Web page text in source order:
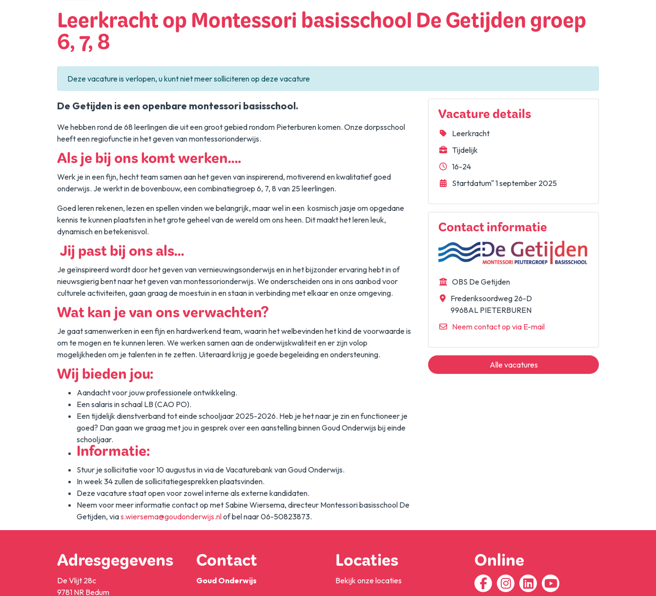
Leerkracht op Montessori basisschool De Getijden groep
6, 7, 8
Deze vacature is verlopen, u kunt niet meer solliciteren op deze vacature
De Getijden is een openbare montessori basisschool.
We hebben rond de 68 leerlingen die uit een groot gebied rondom Pieterburen komen. Onze dorpsschool
heeft een regiofunctie in het geven van montessorionderwijs.
Als je bij ons komt werken….
Werk je in een fijn, hecht team samen aan het geven van inspirerend, motiverend en kwalitatief goed
onderwijs. Je werkt in de bovenbouw, een combinatiegroep 6, 7, 8 van 25 leerlingen.
Goed leren rekenen, lezen en spellen vinden we belangrijk, maar wel in een kosmisch jasje om opgedane
kennis te kunnen plaatsten in het grote geheel van de wereld om ons heen. Dit maakt het leren leuk,
dynamisch en betekenisvol.
Jij past bij ons als…
Je geïnspireerd wordt door het geven van vernieuwingsonderwijs en in het bijzonder ervaring hebt in of
nieuwsgierig bent naar het geven van montessorionderwijs. We onderscheiden ons in ons aanbod voor
culturele activiteiten, gaan graag de moestuin in en staan in verbinding met elkaar en onze omgeving.
Wat kan je van ons verwachten?
Je gaat samenwerken in een fijn en hardwerkend team, waarin het welbevinden het kind de voorwaarde is
om te mogen en te kunnen leren. We werken samen aan de onderwijskwaliteit en er zijn volop
mogelijkheden om je talenten in te zetten. Uiteraard krijg je goede begeleiding en ondersteuning.
Wij bieden jou:
Aandacht voor jouw professionele ontwikkeling.
Een salaris in schaal LB (CAO PO).
Een tijdelijk dienstverband tot einde schooljaar 2025-2026. Heb je het naar je zin en functioneer je
goed? Dan gaan we graag met jou in gesprek over een aanstelling binnen Goud Onderwijs bij einde
schooljaar.
Informatie:
Stuur je sollicitatie voor 10 augustus in via de Vacaturebank van Goud Onderwijs.
In week 34 zullen de sollicitatiegesprekken plaatsvinden.
Deze vacature staat open voor zowel interne als externe kandidaten.
Neem voor meer informatie contact op met Sabine Wiersema, directeur Montessori basisschool De
Getijden, vias.wiersema@goudonderwijs.nlof bel naar 06-50823873.
Vacature details
Leerkracht
Tijdelijk
16-24
Startdatum" 1 september 2025
Contact informatie
OBS De Getijden
Frederiksoordweg 26-D
9968AL PIETERBUREN
Neem contact op via E-mail
Alle vacatures
Adresgegevens
De Vlijt 28c
9781 NR Bedum
Contact
Goud Onderwijs
Locaties
Bekijk onze locaties
Online